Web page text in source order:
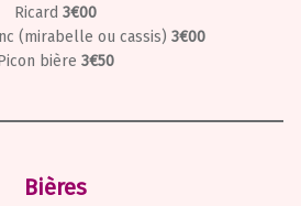
Ricard 3€00
(mirabelle ou cassis) 3€00
bière 3€50
Bières